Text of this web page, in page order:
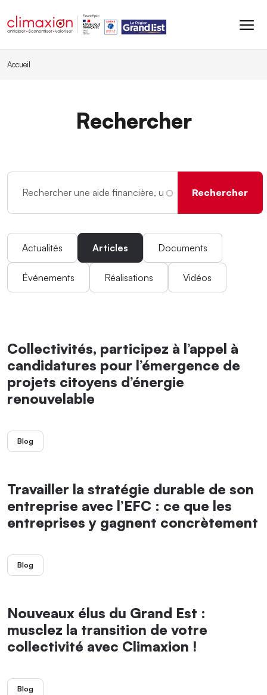
Accueil
Rechercher
Actualités Articles Documents
Événements Réalisations Vidéos
Collectivités, participez à l’appel à
candidatures pour l’émergence de
projets citoyens d’énergie
renouvelable
Blog
Travailler la stratégie durable de son
entreprise avec l’EFC : ce que les
entreprises y gagnent concrètement
Blog
Nouveaux élus du Grand Est :
musclez la transition de votre
collectivité avec Climaxion !
Blog